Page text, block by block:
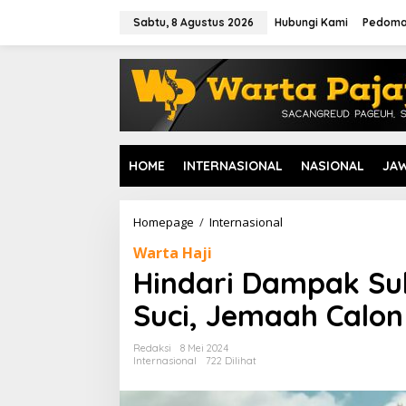
Sabtu, 8 Agustus 2026 Hubungi Kami
HOME INTERNASIONAL NASIONAL
Homepage / Internasional
a
i
a
Warta Haji
Hindari Dampak
Suci, Jemaah
Redaksi
8 Mei 2024
Internasional
722 Dilihat